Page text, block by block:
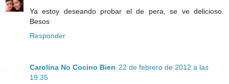
Ya estoy deseando probar el de pera, se ve delicioso.
Besos
Responder
Carolina No Cocino Bien 22 de febrero de 2012 a las
19:35